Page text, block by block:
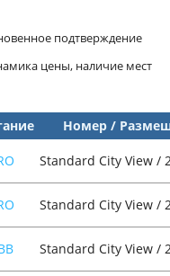
подтверждение
цены, наличие мест
Номер /
Standard City View /
Standard City View /
Standard City View /